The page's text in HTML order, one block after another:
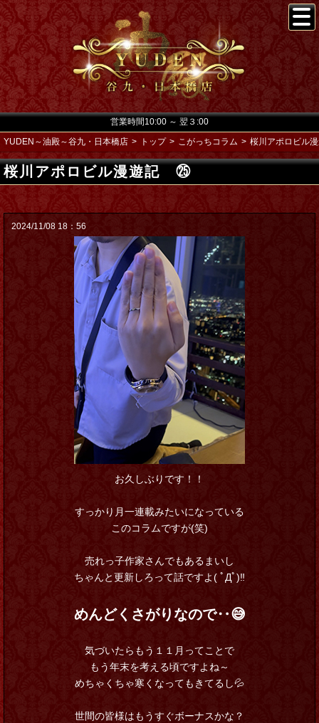
営業時間10:00 ～ 翌３:00
YUDEN～油殿～谷九・日本橋店
トップ こがっちコラム 桜川アポロビル
桜川アポロビル漫遊記 ㉕
2024/11/08 18：56
お久しぶりです！！
すっかり月一連載みたいになっている
このコラムですが(笑)
売れっ子作家さんでもあるまいし
ちゃんと更新しろって話ですよ( ﾟДﾟ)‼
めんどくさがりなので‥😅
気づいたらもう１１月ってことで
もう年末を考える頃ですよね～
めちゃくちゃ寒くなってもきてるし💦
世間の皆様はもうすぐボーナスかな？